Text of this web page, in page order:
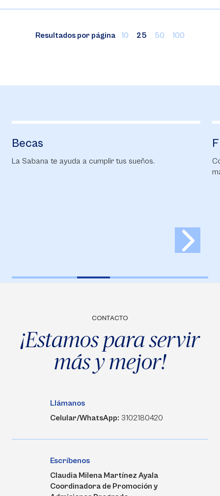
Resultados por página 10 25 50 100
Becas
La Sabana te ayuda a cumplir tus sueños.
CONTACTO
¡Estamos para servir
más y mejor!
Llámanos
Celular/WhatsApp: 3102180420
Escríbenos
Claudia Milena Martínez Ayala
Coordinadora de Promoción y